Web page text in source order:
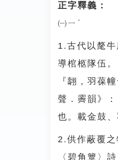
正字釋義：
㈠ㄧˋ
1.古代以氂
導棺柩隊伍
『翿，羽葆
聲．霽韻》
也。載金鼓、
2.供作蔽覆
〈碧角簟〉